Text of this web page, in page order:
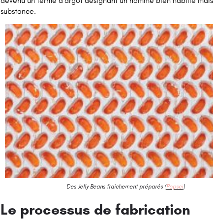
substance.
Des Jelly Beans fraîchement préparés (Popsci)
Le processus de fabrication